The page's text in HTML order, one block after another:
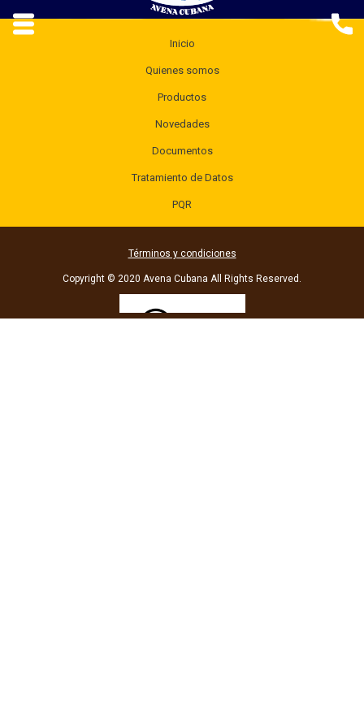
Inicio
Quienes somos
Productos
Novedades
Documentos
Tratamiento de Datos
PQR
Términos y condiciones
Copyright © 2020 Avena Cubana All Rights Reserved.